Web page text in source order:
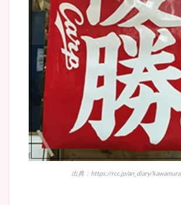
出典：https://rcc.jp/an_diary/